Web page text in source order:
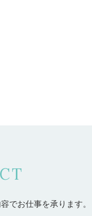
でお仕事を承ります。